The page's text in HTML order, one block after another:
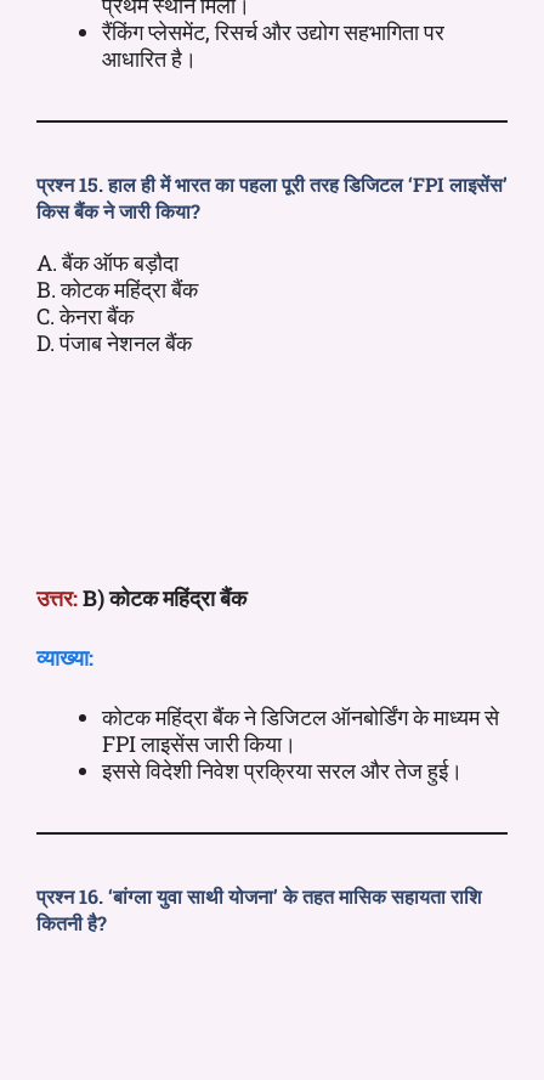
रैंकिंग प्लेसमेंट, रिसर्च और उद्योग सहभागिता पर
आधारित है।
प्रश्न 15. हाल ही में भारत का पहला पूरी तरह डिजिटल ‘FPI लाइसेंस’
किस बैंक ने जारी किया?
A. बैंक ऑफ बड़ौदा
B. कोटक महिंद्रा बैंक
C. केनरा बैंक
D. पंजाब नेशनल बैंक
उत्तर:B) कोटक महिंद्रा बैंक
व्याख्या:
कोटक महिंद्रा बैंक ने डिजिटल ऑनबोर्डिंग के माध्यम से
FPI लाइसेंस जारी किया।
इससे विदेशी निवेश प्रक्रिया सरल और तेज हुई।
प्रश्न 16. ‘बांग्ला युवा साथी योजना’ के तहत मासिक सहायता राशि
कितनी है?